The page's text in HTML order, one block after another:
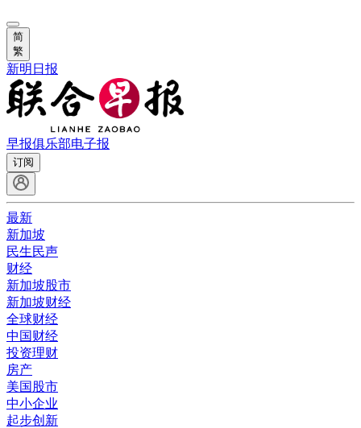
简
繁
新明日报
早报俱乐部电子报
订阅
最新
新加坡
民生民声
财经
新加坡股市
新加坡财经
全球财经
中国财经
投资理财
房产
美国股市
中小企业
起步创新